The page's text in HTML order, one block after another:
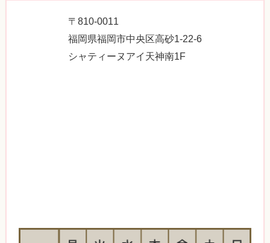
〒810-0011
福岡県福岡市中央区高砂1-22-6
シャティーヌアイ天神南1F